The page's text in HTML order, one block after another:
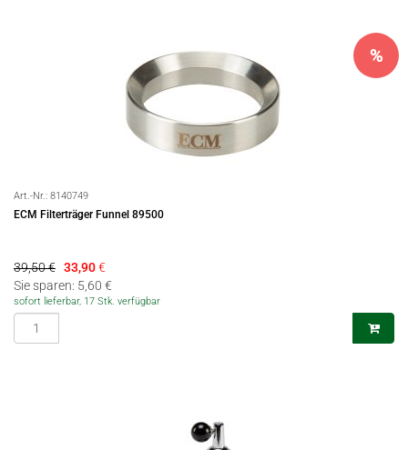
Art.-Nr.: 8140749
ECM Filterträger Funnel 89500
%
39,50 € 33,90€
Sie sparen: 5,60 €
sofort lieferbar, 17 Stk. verfügbar